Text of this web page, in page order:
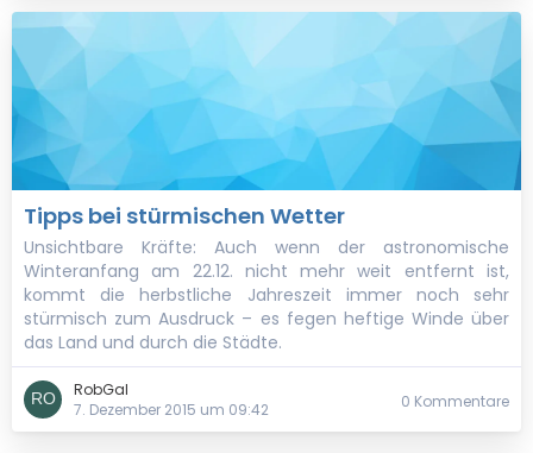
Tipps bei stürmischen Wetter
Unsichtbare Kräfte: Auch wenn der astronomische
Winteranfang am 22.12. nicht mehr weit entfernt ist,
kommt die herbstliche Jahreszeit immer noch sehr
stürmisch zum Ausdruck – es fegen heftige Winde über
das Land und durch die Städte.
RobGal
7. Dezember 2015 um 09:42
0 Kommentare